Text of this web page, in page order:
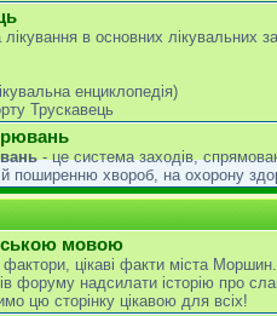
в основних лікувальних
енциклопедія)
Трускавець
- це система заходів,
поширенню хвороб, на охорону
мовою
фактори, цікаві факти міста Моршин.
форуму надсилати історію про
цю сторінку цікавою для всіх!